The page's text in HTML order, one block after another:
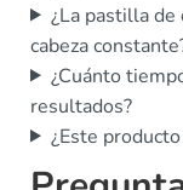
¿La pastilla de
cabeza
¿Cuánto
resultados?
¿Este